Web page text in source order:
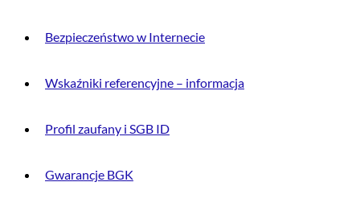
Bezpieczeństwo w Internecie
Wskaźniki referencyjne – informacja
Profil zaufany i SGB ID
Gwarancje BGK